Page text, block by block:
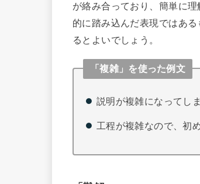
が絡み合っており、簡単に
的に踏み込んだ表現ではあ
るとよいでしょう。
「複雑」を使った例文
説明が複雑になってし
工程が複雑なので、初